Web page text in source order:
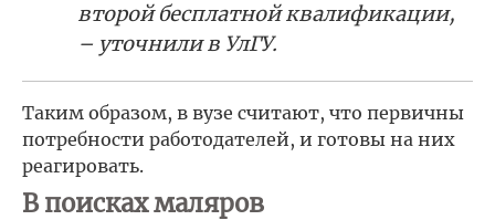
второй бесплатной квалификации,
– уточнили в УлГУ.
Таким образом, в вузе считают, что первичны
потребности работодателей, и готовы на них
реагировать.
В поисках маляров